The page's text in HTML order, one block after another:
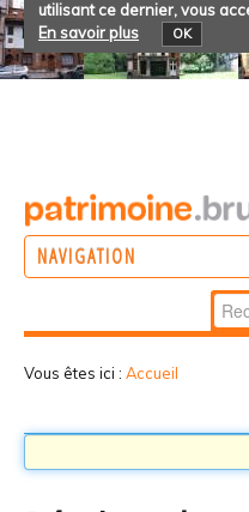
utilisant ce dernier, vous
En savoir plus
OK
NAVIGATION
Vous êtes ici : Accueil